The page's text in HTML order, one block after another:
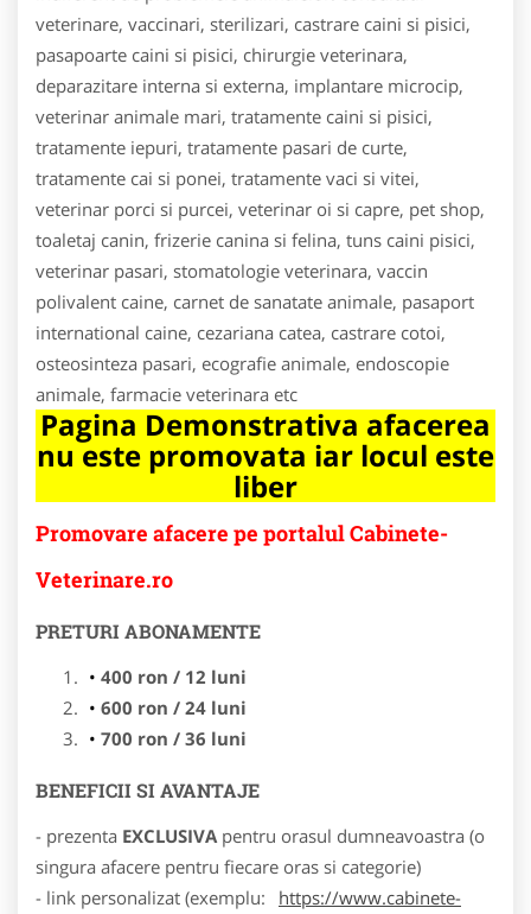
veterinare, vaccinari, sterilizari, castrare caini si pisici,
pasapoarte caini si pisici, chirurgie veterinara,
deparazitare interna si externa, implantare microcip,
veterinar animale mari, tratamente caini si pisici,
tratamente iepuri, tratamente pasari de curte,
tratamente cai si ponei, tratamente vaci si vitei,
veterinar porci si purcei, veterinar oi si capre, pet shop,
toaletaj canin, frizerie canina si felina, tuns caini pisici,
veterinar pasari, stomatologie veterinara, vaccin
polivalent caine, carnet de sanatate animale, pasaport
international caine, cezariana catea, castrare cotoi,
osteosinteza pasari, ecografie animale, endoscopie
animale, farmacie veterinara etc
Pagina Demonstrativa afacerea
nu este promovata iar locul este
liber
Promovare afacere pe portalul Cabinete-
Veterinare.ro
PRETURI ABONAMENTE
400 ron / 12 luni
600 ron / 24 luni
700 ron / 36 luni
BENEFICII SI AVANTAJE
- prezenta EXCLUSIVA pentru orasul dumneavoastra (o
singura afacere pentru fiecare oras si categorie)
- link personalizat (exemplu:
https://www.cabinete-